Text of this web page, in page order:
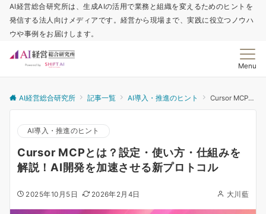
AI経営総合研究所は、生成AIの活用で業務と組織を変えるためのヒントを
発信する法人向けメディアです。経営から現場まで、実践に役立つノウハ
ウや事例をお届けします。
Menu
AI経営総合研究所 記事一覧 AI導入・推進のヒント Cursor MCPとは？設定・使い方・仕組みを解説！AI開発を加速させる新プロトコル
AI導入・推進のヒント
Cursor MCPとは？設定・使い方・仕組みを
解説！AI開発を加速させる新プロトコル
2025年10月5日 2026年2月4日 大川藍